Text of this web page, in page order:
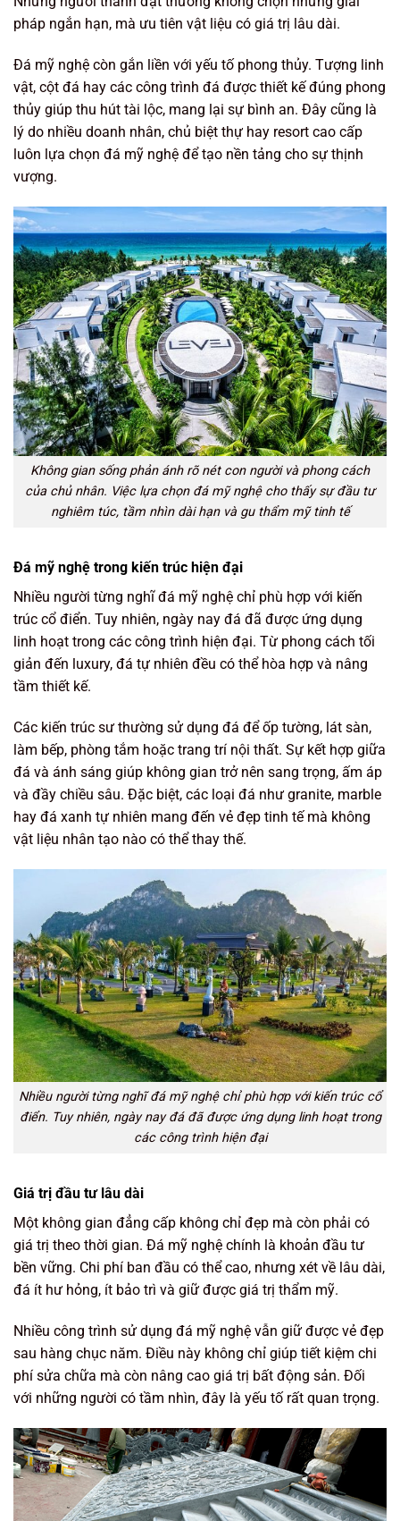
pháp ngắn hạn, mà ưu tiên vật liệu có giá trị lâu dài.
Đá mỹ nghệ còn gắn liền với yếu tố phong thủy. Tượng linh
vật, cột đá hay các công trình đá được thiết kế đúng phong
thủy giúp thu hút tài lộc, mang lại sự bình an. Đây cũng là
lý do nhiều doanh nhân, chủ biệt thự hay resort cao cấp
luôn lựa chọn đá mỹ nghệ để tạo nền tảng cho sự thịnh
vượng.
Không gian sống phản ánh rõ nét con người và phong cách
của chủ nhân. Việc lựa chọn đá mỹ nghệ cho thấy sự đầu tư
nghiêm túc, tầm nhìn dài hạn và gu thẩm mỹ tinh tế
Đá mỹ nghệ trong kiến trúc hiện đại
Nhiều người từng nghĩ đá mỹ nghệ chỉ phù hợp với kiến
trúc cổ điển. Tuy nhiên, ngày nay đá đã được ứng dụng
linh hoạt trong các công trình hiện đại. Từ phong cách tối
giản đến luxury, đá tự nhiên đều có thể hòa hợp và nâng
tầm thiết kế.
Các kiến trúc sư thường sử dụng đá để ốp tường, lát sàn,
làm bếp, phòng tắm hoặc trang trí nội thất. Sự kết hợp giữa
đá và ánh sáng giúp không gian trở nên sang trọng, ấm áp
và đầy chiều sâu. Đặc biệt, các loại đá như granite, marble
hay đá xanh tự nhiên mang đến vẻ đẹp tinh tế mà không
vật liệu nhân tạo nào có thể thay thế.
Nhiều người từng nghĩ đá mỹ nghệ chỉ phù hợp với kiến trúc cổ
điển. Tuy nhiên, ngày nay đá đã được ứng dụng linh hoạt trong
các công trình hiện đại
Giá trị đầu tư lâu dài
Một không gian đẳng cấp không chỉ đẹp mà còn phải có
giá trị theo thời gian. Đá mỹ nghệ chính là khoản đầu tư
bền vững. Chi phí ban đầu có thể cao, nhưng xét về lâu dài,
đá ít hư hỏng, ít bảo trì và giữ được giá trị thẩm mỹ.
Nhiều công trình sử dụng đá mỹ nghệ vẫn giữ được vẻ đẹp
sau hàng chục năm. Điều này không chỉ giúp tiết kiệm chi
phí sửa chữa mà còn nâng cao giá trị bất động sản. Đối
với những người có tầm nhìn, đây là yếu tố rất quan trọng.